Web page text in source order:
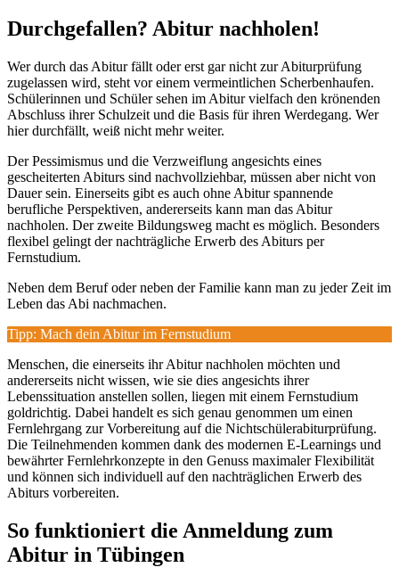
Durchgefallen? Abitur nachholen!
Wer durch das Abitur fällt oder erst gar nicht zur Abiturprüfung
zugelassen wird, steht vor einem vermeintlichen Scherbenhaufen.
Schülerinnen und Schüler sehen im Abitur vielfach den krönenden
Abschluss ihrer Schulzeit und die Basis für ihren Werdegang. Wer
hier durchfällt, weiß nicht mehr weiter.
Der Pessimismus und die Verzweiflung angesichts eines
gescheiterten Abiturs sind nachvollziehbar, müssen aber nicht von
Dauer sein. Einerseits gibt es auch ohne Abitur spannende
berufliche Perspektiven, andererseits kann man das Abitur
nachholen. Der zweite Bildungsweg macht es möglich. Besonders
flexibel gelingt der nachträgliche Erwerb des Abiturs per
Fernstudium.
Neben dem Beruf oder neben der Familie kann man zu jeder Zeit im
Leben das Abi nachmachen.
Tipp: Mach dein Abitur im Fernstudium
Menschen, die einerseits ihr Abitur nachholen möchten und
andererseits nicht wissen, wie sie dies angesichts ihrer
Lebenssituation anstellen sollen, liegen mit einem Fernstudium
goldrichtig. Dabei handelt es sich genau genommen um einen
Fernlehrgang zur Vorbereitung auf die Nichtschülerabiturprüfung.
Die Teilnehmenden kommen dank des modernen E-Learnings und
bewährter Fernlehrkonzepte in den Genuss maximaler Flexibilität
und können sich individuell auf den nachträglichen Erwerb des
Abiturs vorbereiten.
So funktioniert die Anmeldung zum
Abitur in Tübingen